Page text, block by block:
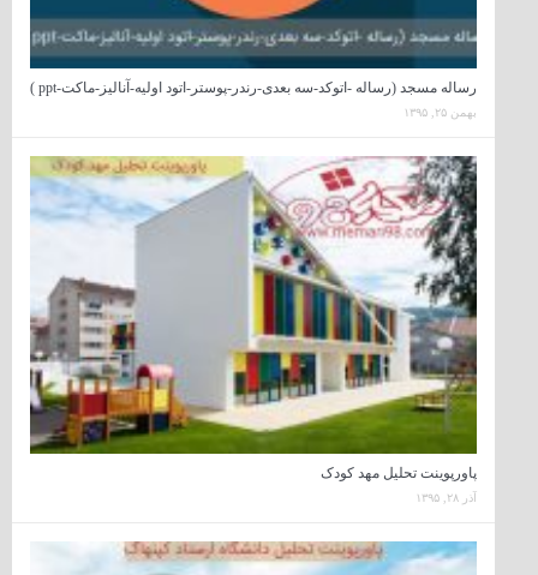
رساله مسجد (رساله -اتوکد-سه بعدی-رندر-پوستر-اتود اولیه-آنالیز-ماکت-ppt )
بهمن ۲۵, ۱۳۹۵
پاورپوینت تحلیل مهد کودک
آذر ۲۸, ۱۳۹۵